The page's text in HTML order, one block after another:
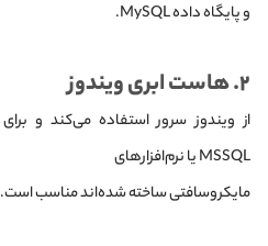
و پایگاه داده MySQL.
۲. هاست ابری ویندوز
MSSQL یا نرم‌افزارهای
مایکروسافتی ساخته شده‌اند مناسب است.